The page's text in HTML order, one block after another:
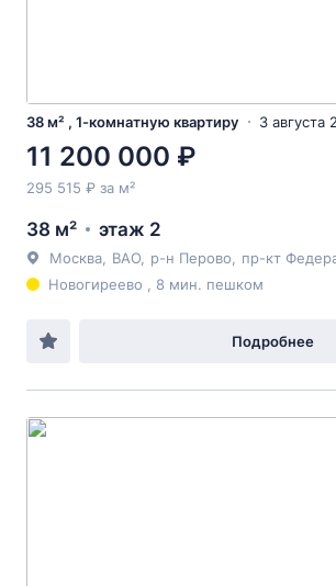
38 м² , 1-комнатную квартиру 3 августа
11 200 000 ₽
295 515 ₽ за м²
38 м² этаж 2
Москва ВАО р-н Перово пр-кт
Новогиреево , 8 мин. пешком
Подробнее